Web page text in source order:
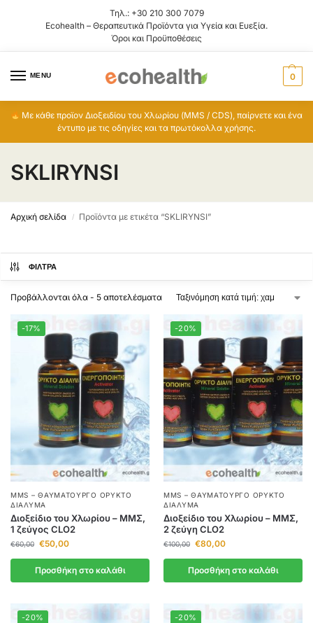
Τηλ.: +30 210 300 7079
Ecohealth – Θεραπευτικά Προϊόντα για Υγεία και Ευεξία.
Όροι και Προϋποθέσεις
MENU 0
Με κάθε προϊον Διοξειδίου του Χλωρίου (MMS / CDS), παίρνετε και ένα
έντυπο με τις οδηγίες και τα πρωτόκολλα χρήσης.
SKLIRYNSI
Αρχική σελίδα / Προϊόντα με ετικέτα “SKLIRYNSI”
ΦΊΛΤΡΑ
Προβάλλονται όλα - 5 αποτελέσματα
-17%
MMS – ΘΑΥΜΑΤΟΥΡΓΌ ΟΡΥΚΤΌ
ΔΙΆΛΥΜΑ
Διοξείδιο του Χλωρίου – ΜΜΣ,
1 ζεύγος CLO2
€60,00 €50,00
Προσθήκη στο καλάθι
-20%
MMS – ΘΑΥΜΑΤΟΥΡΓΌ ΟΡΥΚΤΌ
ΔΙΆΛΥΜΑ
Διοξείδιο του Χλωρίου – ΜΜΣ,
2 ζεύγη CLO2
€100,00 €80,00
Προσθήκη στο καλάθι
-20% -20%